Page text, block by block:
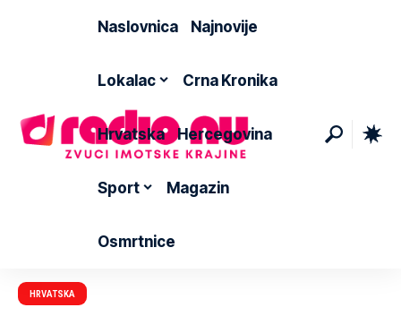
Naslovnica Najnovije
Lokalac Crna Kronika
Hrvatska Hercegovina
Sport Magazin
Osmrtnice
HRVATSKA